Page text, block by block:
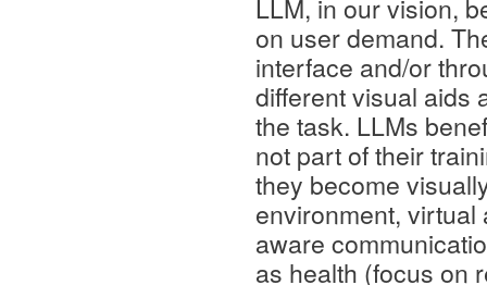
LLM, in our vision,
on user demand.
interface and/or
different visual aids
the task. LLMs
not part of their
they become
environment,
aware
as health (focus on